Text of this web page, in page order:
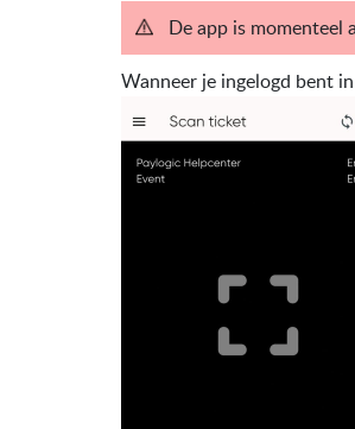
De app is momenteel
Wanneer je ingelogd bent